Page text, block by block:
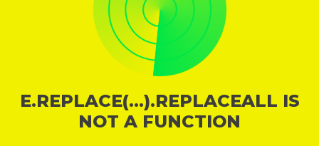
E.REPLACE(...).REPLACEALL IS
NOT A FUNCTION